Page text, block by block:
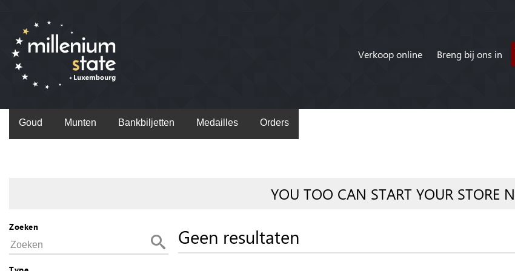
Verkoop online Breng bij ons in
Goud Munten Bankbiljetten Medailles Orders
YOU TOO CAN START YOUR STORE
Zoeken Geen resultaten